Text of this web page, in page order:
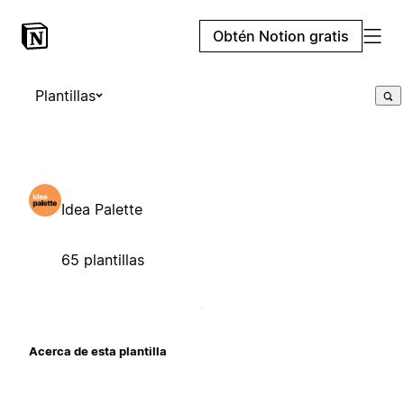
Obtén Notion gratis
Plantillas
Idea Palette
65 plantillas
Acerca de esta plantilla